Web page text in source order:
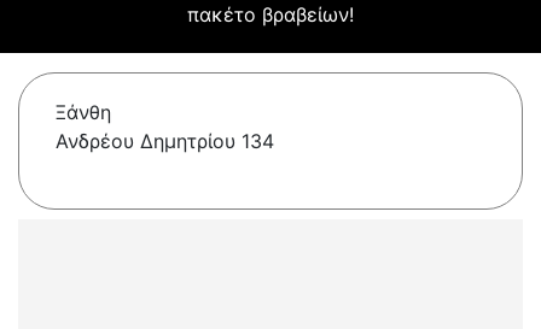
πακέτο βραβείων!
Ξάνθη
Ανδρέου Δημητρίου 134